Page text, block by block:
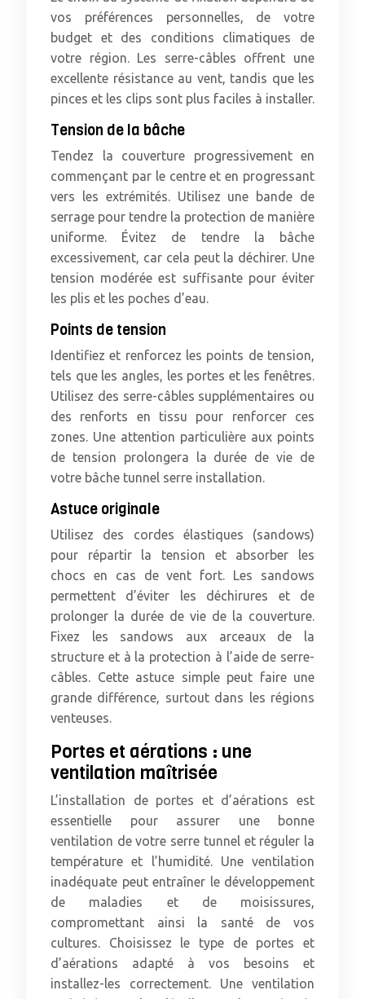
vos préférences personnelles, de votre
budget et des conditions climatiques de
votre région. Les serre-câbles offrent une
excellente résistance au vent, tandis que les
pinces et les clips sont plus faciles à installer.
Tension de la bâche
Tendez la couverture progressivement en
commençant par le centre et en progressant
vers les extrémités. Utilisez une bande de
serrage pour tendre la protection de manière
uniforme. Évitez de tendre la bâche
excessivement, car cela peut la déchirer. Une
tension modérée est suffisante pour éviter
les plis et les poches d’eau.
Points de tension
Identifiez et renforcez les points de tension,
tels que les angles, les portes et les fenêtres.
Utilisez des serre-câbles supplémentaires ou
des renforts en tissu pour renforcer ces
zones. Une attention particulière aux points
de tension prolongera la durée de vie de
votre bâche tunnel serre installation.
Astuce originale
Utilisez des cordes élastiques (sandows)
pour répartir la tension et absorber les
chocs en cas de vent fort. Les sandows
permettent d’éviter les déchirures et de
prolonger la durée de vie de la couverture.
Fixez les sandows aux arceaux de la
structure et à la protection à l’aide de serre-
câbles. Cette astuce simple peut faire une
grande différence, surtout dans les régions
venteuses.
Portes et aérations : une
ventilation maîtrisée
L’installation de portes et d’aérations est
essentielle pour assurer une bonne
ventilation de votre serre tunnel et réguler la
température et l’humidité. Une ventilation
inadéquate peut entraîner le développement
de maladies et de moisissures,
compromettant ainsi la santé de vos
cultures. Choisissez le type de portes et
d’aérations adapté à vos besoins et
installez-les correctement. Une ventilation